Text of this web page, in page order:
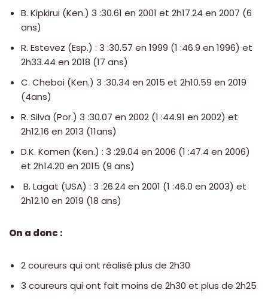
B. Kipkirui (Ken.) 3 :30.61 en 2001 et 2h17.24 en 2007 (6
ans)
R. Estevez (Esp.) : 3 :30.57 en 1999 (1 :46.9 en 1996) et
2h33.44 en 2018 (17 ans)
C. Cheboi (Ken.) 3 :30.34 en 2015 et 2h10.59 en 2019
(4ans)
R. Silva (Por.) 3 :30.07 en 2002 (1 :44.91 en 2002) et
2h12.16 en 2013 (11ans)
D.K. Komen (Ken.) : 3 :29.04 en 2006 (1 :47.4 en 2006)
et 2h14.20 en 2015 (9 ans)
B. Lagat (USA) : 3 :26.24 en 2001 (1 :46.0 en 2003) et
2h12.10 en 2019 (18 ans)
On a donc :
2 coureurs qui ont réalisé plus de 2h30
3 coureurs qui ont fait moins de 2h30 et plus de 2h25